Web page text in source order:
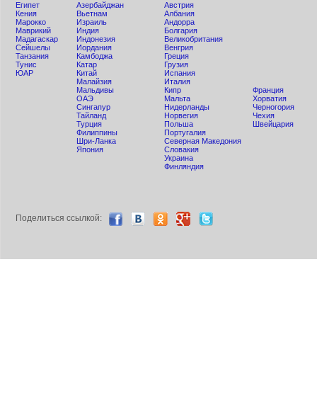
Египет
Кения
Мaрокко
Маврикий
Мадагаскар
Сейшелы
Танзания
Тунис
ЮАР
Азербайджан
Вьетнам
Израиль
Индия
Индонезия
Иордания
Камбоджа
Катар
Китай
Малайзия
Мальдивы
ОАЭ
Сингапур
Тайланд
Турция
Филиппины
Шри-Ланка
Япония
Австрия
Албания
Андорра
Болгария
Великобритания
Венгрия
Греция
Грузия
Испания
Италия
Кипр
Мальта
Нидерланды
Норвегия
Польша
Португалия
Северная Македония
Словакия
Украина
Финляндия
Франция
Хорватия
Черногория
Чехия
Швейцария
Поделиться ccылкой: